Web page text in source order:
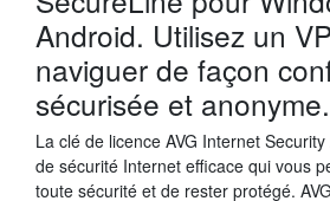
Android. Utilisez un
naviguer de façon
sécurisée et anonyme.
La clé de licence AVG Internet
de sécurité Internet efficace qui vous
toute sécurité et de rester protégé.